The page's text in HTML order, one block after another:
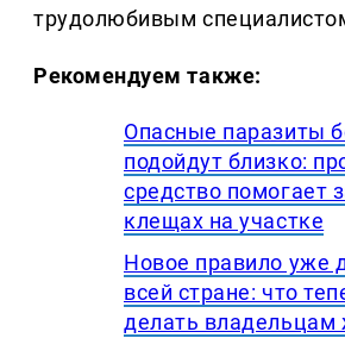
трудолюбивым
Рекомендуем также:
Опасные паразиты
подойдут близко:
средство помогает
клещах на участке
Новое правило уже
всей стране: что
делать владельцам